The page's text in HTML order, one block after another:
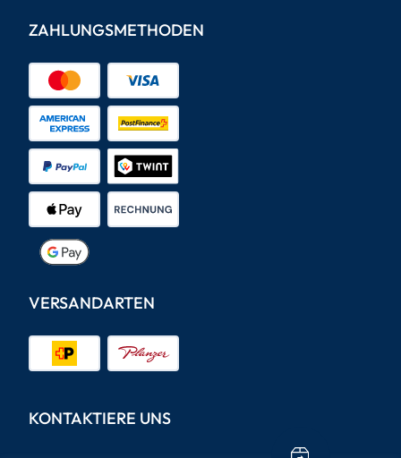
ZAHLUNGSMETHODEN
VERSANDARTEN
KONTAKTIERE UNS